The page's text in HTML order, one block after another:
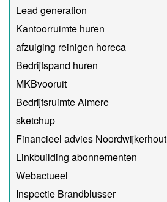
Lead generation
Kantoorruimte huren
afzuiging reinigen horeca
Bedrijfspand huren
MKBvooruit
Bedrijfsruimte Almere
sketchup
Financieel advies Noordwijkerhout
Linkbuilding abonnementen
Webactueel
Inspectie Brandblusser